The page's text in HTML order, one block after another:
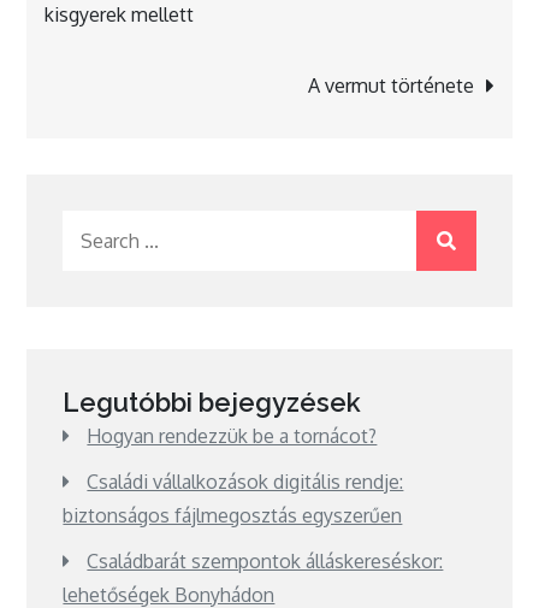
navigáció
kisgyerek mellett
A vermut története
Legutóbbi bejegyzések
Hogyan rendezzük be a tornácot?
Családi vállalkozások digitális rendje:
biztonságos fájlmegosztás egyszerűen
Családbarát szempontok álláskereséskor:
lehetőségek Bonyhádon